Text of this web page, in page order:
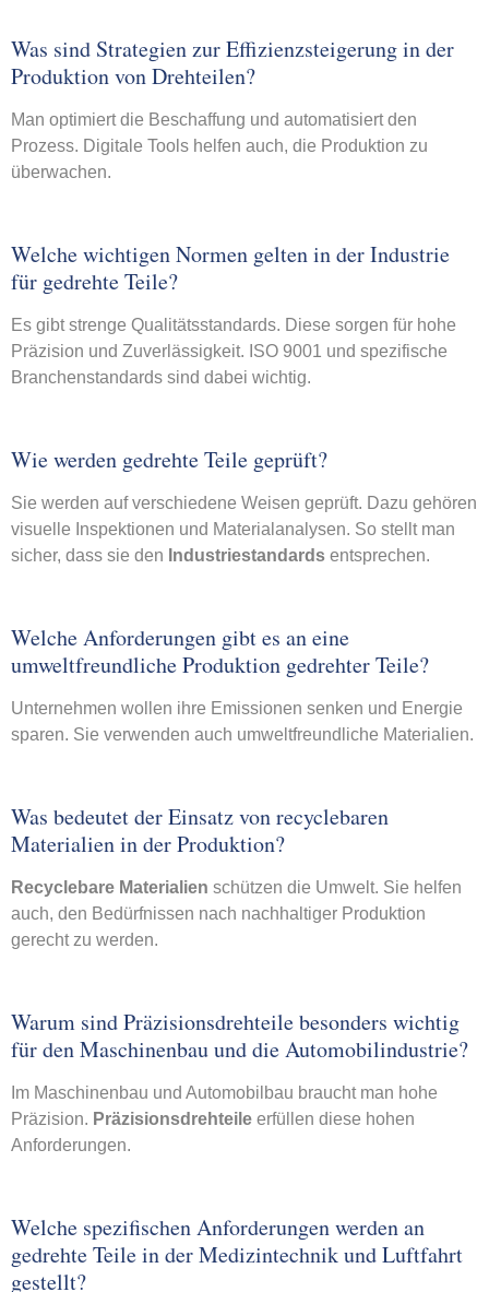
Was sind Strategien zur Effizienzsteigerung in der
Produktion von Drehteilen?
Man optimiert die Beschaffung und automatisiert den
Prozess. Digitale Tools helfen auch, die Produktion zu
überwachen.
Welche wichtigen Normen gelten in der Industrie
für gedrehte Teile?
Es gibt strenge Qualitätsstandards. Diese sorgen für hohe
Präzision und Zuverlässigkeit. ISO 9001 und spezifische
Branchenstandards sind dabei wichtig.
Wie werden gedrehte Teile geprüft?
Sie werden auf verschiedene Weisen geprüft. Dazu gehören
visuelle Inspektionen und Materialanalysen. So stellt man
sicher, dass sie den Industriestandards entsprechen.
Welche Anforderungen gibt es an eine
umweltfreundliche Produktion gedrehter Teile?
Unternehmen wollen ihre Emissionen senken und Energie
sparen. Sie verwenden auch umweltfreundliche Materialien.
Was bedeutet der Einsatz von recyclebaren
Materialien in der Produktion?
Recyclebare Materialien schützen die Umwelt. Sie helfen
auch, den Bedürfnissen nach nachhaltiger Produktion
gerecht zu werden.
Warum sind Präzisionsdrehteile besonders wichtig
für den Maschinenbau und die Automobilindustrie?
Im Maschinenbau und Automobilbau braucht man hohe
Präzision. Präzisionsdrehteile erfüllen diese hohen
Anforderungen.
Welche spezifischen Anforderungen werden an
gedrehte Teile in der Medizintechnik und Luftfahrt
gestellt?